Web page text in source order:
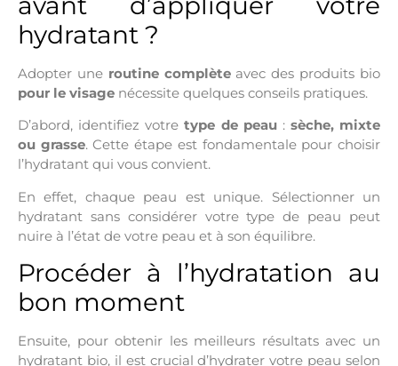
hydratant ?
Adopter une routine complète avec des produits bio
pour le visage nécessite quelques conseils pratiques.
D’abord, identifiez votretype de peau: sèche, mixte
ou grasse. Cette étape est fondamentale pour choisir
l’hydratant qui vous convient.
En effet, chaque peau est unique. Sélectionner un
hydratant sans considérer votre type de peau peut
nuire à l’état de votre peau et à son équilibre.
Procéder à l’hydratation au
bon moment
Ensuite, pour obtenir les meilleurs résultats avec un
hydratant bio, il est crucial d’hydrater votre peau selon